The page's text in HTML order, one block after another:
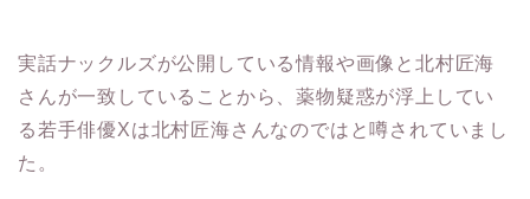
実話ナックルズが公開している情報や画像と北村匠海
さんが一致していることから、薬物疑惑が浮上してい
る若手俳優Xは北村匠海さんなのではと噂されていまし
た。